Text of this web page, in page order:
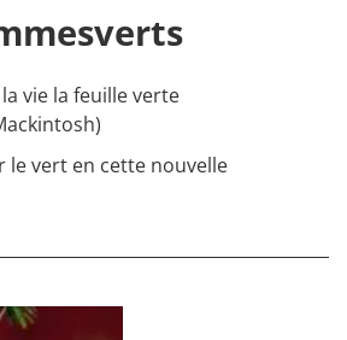
vie la feuille verte
le vert en cette nouvelle